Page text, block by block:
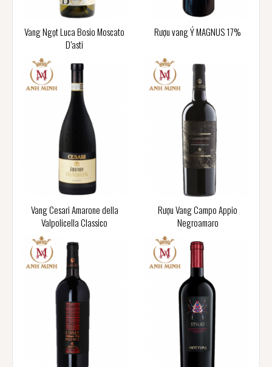
Vang Ngọt Luca Bosio Moscato
D’asti
Rượu vang Ý MAGNUS 17%
Vang Cesari Amarone della
Valpolicella Classico
Rượu Vang Campo Appio
Negroamaro